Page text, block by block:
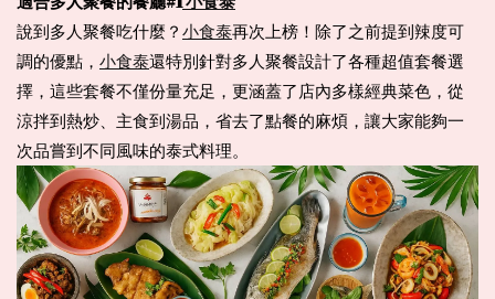
說到多人聚餐吃什麼？ 小食泰再次上榜！除了之前提到辣度可
調的優點， 小食泰還特別針對多人聚餐設計了各種超值套餐選
擇，這些套餐不僅份量充足，更涵蓋了店內多樣經典菜色，從
涼拌到熱炒、主食到湯品，省去了點餐的麻煩，讓大家能夠一
次品嘗到不同風味的泰式料理。